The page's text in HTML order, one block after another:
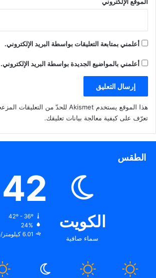
أعلمني بمتابعة التعليقات بواسطة البريد الإلكتروني.
أعلمني بالمواضيع الجديدة بواسطة البريد الإلكتروني.
هذا الموقع يستخدم Akismet للحدّ من التعليقات المزعجة والغير مرغوبة.
تعرّف على كيفية معالجة بيانات تعليقك.
الطقس
الكويت
سماء صافية
42
42º - 36º
24%
6.01 كيلومتر/ساعة